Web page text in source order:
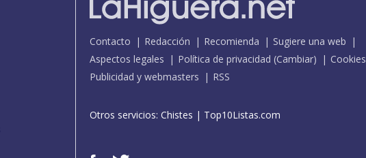
Contacto Redacción Recomienda
Sugiere una web
Aspectos legales
Política de privacidad (Cambiar)
Cookies
Publicidad y webmasters
RSS
Otros servicios: Chistes | Top10Listas.com